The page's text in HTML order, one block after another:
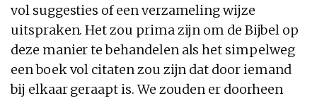
vol suggesties of een verzameling wijze
uitspraken. Het zou prima zijn om de Bijbel op
deze manier te behandelen als het simpelweg
een boek vol citaten zou zijn dat door iemand
bij elkaar geraapt is. We zouden er doorheen